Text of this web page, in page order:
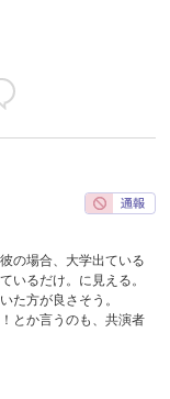
の場合、大学出ている
いるだけ。に見える。
た方が良さそう。
とか言うのも、共演者